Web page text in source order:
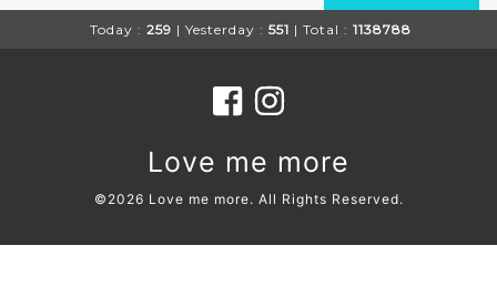
Today : 259 | Yesterday : 551 | Total : 1138788
Love me more
©2026 Love me more. All Rights Reserved.